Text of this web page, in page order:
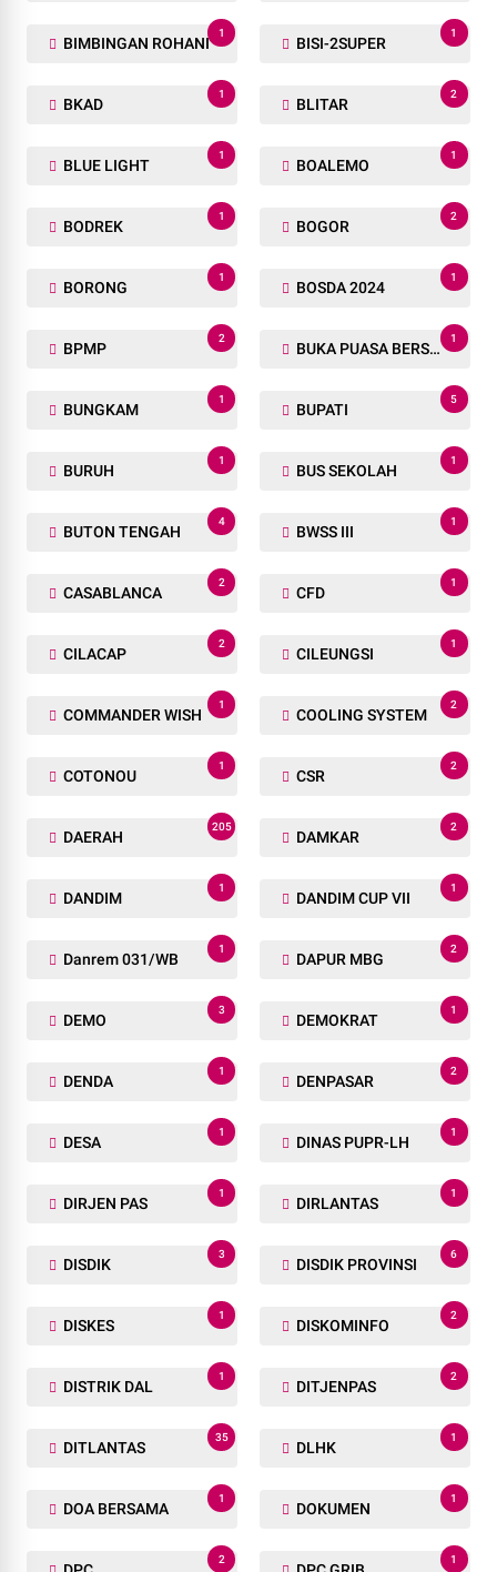
BIMBINGAN ROHANI
1
BISI-2SUPER
1
BKAD
1
BLITAR
2
BLUE LIGHT
1
BOALEMO
1
BODREK
1
BOGOR
2
BORONG
1
BOSDA 2024
1
BPMP
2
BUKA PUASA BERSAMA
1
BUNGKAM
1
BUPATI
5
BURUH
1
BUS SEKOLAH
1
BUTON TENGAH
4
BWSS III
1
CASABLANCA
2
CFD
1
CILACAP
2
CILEUNGSI
1
COMMANDER WISH
1
COOLING SYSTEM
2
COTONOU
1
CSR
2
DAERAH
205
DAMKAR
2
DANDIM
1
DANDIM CUP VII
1
Danrem 031/WB
1
DAPUR MBG
2
DEMO
3
DEMOKRAT
1
DENDA
1
DENPASAR
2
DESA
1
DINAS PUPR-LH
1
DIRJEN PAS
1
DIRLANTAS
1
DISDIK
3
DISDIK PROVINSI
6
DISKES
1
DISKOMINFO
2
DISTRIK DAL
1
DITJENPAS
2
DITLANTAS
35
DLHK
1
DOA BERSAMA
1
DOKUMEN
1
2 1